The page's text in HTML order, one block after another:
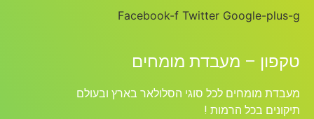
Facebook-f Twitter Google-plus-g
טקפון – מעבדת מומחים
מעבדת מומחים לכל סוגי הסלולאר בארץ ובעולם
תיקונים בכל הרמות !